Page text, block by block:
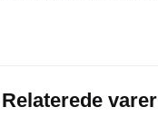
Relaterede varer